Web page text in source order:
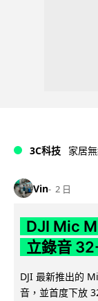
3C科技 家居
Vin 2 日
DJI Mic
立錄音
DJI 最新推出的
音，並首度下放